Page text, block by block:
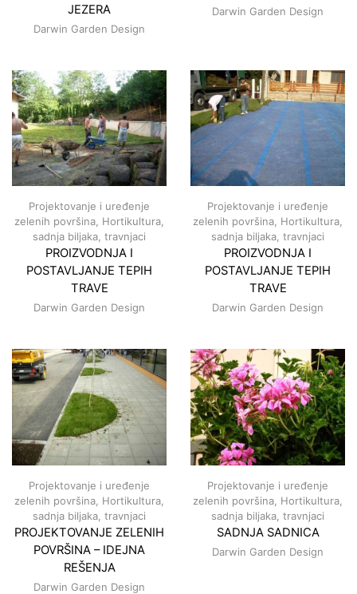
JEZERA
Darwin Garden Design
Darwin Garden Design
Projektovanje i uređenje
zelenih površina, Hortikultura,
sadnja biljaka, travnjaci
PROIZVODNJA I
POSTAVLJANJE TEPIH
TRAVE
Darwin Garden Design
Projektovanje i uređenje
zelenih površina, Hortikultura,
sadnja biljaka, travnjaci
PROIZVODNJA I
POSTAVLJANJE TEPIH
TRAVE
Darwin Garden Design
Projektovanje i uređenje
zelenih površina Hortikultura,
sadnja biljaka, travnjaci
PROJEKTOVANJE ZELENIH
POVRŠINA – IDEJNA
REŠENJA
Darwin Garden Design
Projektovanje i uređenje
zelenih površina Hortikultura,
sadnja biljaka, travnjaci
SADNJA SADNICA
Darwin Garden Design